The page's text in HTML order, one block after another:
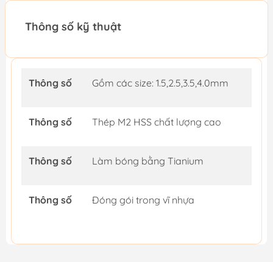
Thông số kỹ thuật
Thông số Gồm các size: 1.5,2.5,3.5,4.0mm
Thông số Thép M2 HSS chất lượng cao
Thông số Làm bóng bằng Tianium
Thông số Đóng gói trong vĩ nhựa